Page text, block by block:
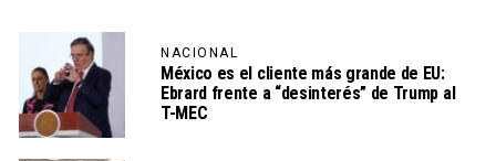
NACIONAL
México es el cliente más grande de EU:
Ebrard frente a “desinterés” de Trump al
T-MEC